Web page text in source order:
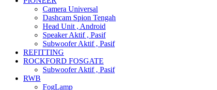
Camera Universal
Dashcam Spion Tengah
Head Unit , Android
Speaker Aktif , Pasif
Subwoofer Aktif , Pasif
REFITTING
ROCKFORD FOSGATE
Subwoofer Aktif , Pasif
RWB
FogLamp